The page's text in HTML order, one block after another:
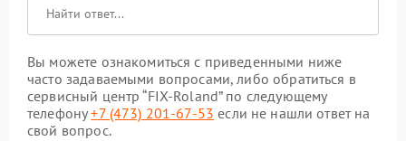
Вы можете ознакомиться с приведенными ниже
часто задаваемыми вопросами, либо обратиться в
сервисный центр “FIX-Roland” по следующему
телефону+7 (473) 201-67-53 если не нашли ответ на
свой вопрос.